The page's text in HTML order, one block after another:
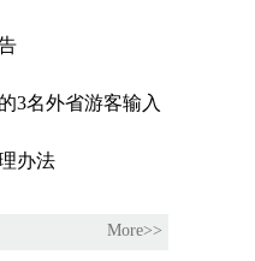
3名外省游客输入
办法
More>>